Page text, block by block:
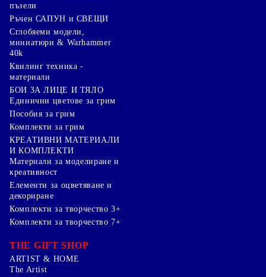
пъзели
Ръчен САПУН и СВЕЩИ
Сглобяеми модели,
миниатюри & Warhammer
40k
Квилинг техника -
материали
БОИ ЗА ЛИЦЕ И ТЯЛО
Единични цветове за грим
Пособия за грим
Комплекти за грим
КРЕАТИВНИ МАТЕРИАЛИ
И КОМПЛЕКТИ
Mатериали за моделиране и
креативност
Елементи за оцветяване и
декориране
Комплекти за творчество 3+
Комплекти за творчество 7+
THE GIFT SHOP
ARTIST & HOME
The Artist